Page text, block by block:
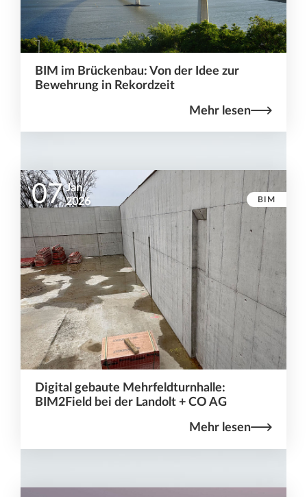
BIM im Brückenbau: Von der Idee zur
Bewehrung in Rekordzeit
Mehr lesen
BIM
07 Jan.
2026
Digital gebaute Mehrfeldturnhalle:
BIM2Field bei der Landolt + CO AG
Mehr lesen